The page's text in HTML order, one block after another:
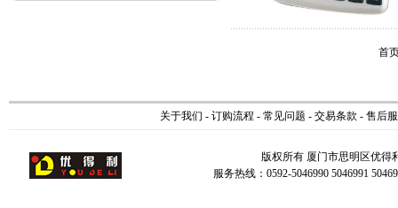
首
关于我们 - 订购流程 - 常见问题 - 交易条款 - 售后
版权所有 厦门市思明区优
服务热线：0592-5046990 5046991